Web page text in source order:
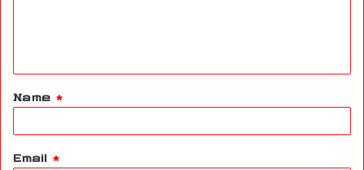
t
*
Name *
Email *